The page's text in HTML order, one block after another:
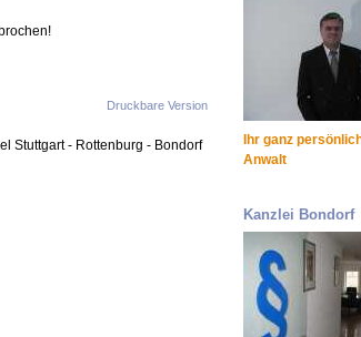
Druckbare Version
Stuttgart - Rottenburg - Bondorf
Ihr ganz
Anwalt
Kanzlei Bondorf